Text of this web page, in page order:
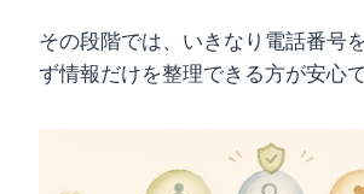
その段階では、いきなり電話番号
ず情報だけを整理できる方が安心で